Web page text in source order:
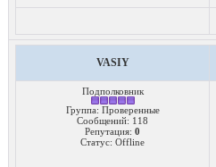
VASIY
Подполковник
Группа: Проверенные
Сообщений: 118
Репутация: 0
Статус: Offline